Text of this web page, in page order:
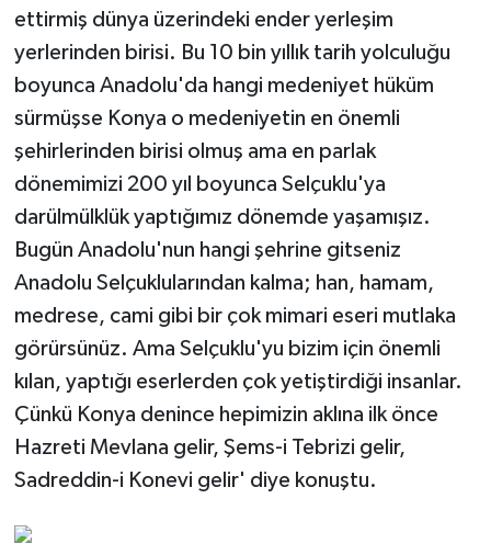
ettirmiş dünya üzerindeki ender yerleşim
yerlerinden birisi. Bu 10 bin yıllık tarih yolculuğu
boyunca Anadolu'da hangi medeniyet hüküm
sürmüşse Konya o medeniyetin en önemli
şehirlerinden birisi olmuş ama en parlak
dönemimizi 200 yıl boyunca Selçuklu'ya
darülmülklük yaptığımız dönemde yaşamışız.
Bugün Anadolu'nun hangi şehrine gitseniz
Anadolu Selçuklularından kalma; han, hamam,
medrese, cami gibi bir çok mimari eseri mutlaka
görürsünüz. Ama Selçuklu'yu bizim için önemli
kılan, yaptığı eserlerden çok yetiştirdiği insanlar.
Çünkü Konya denince hepimizin aklına ilk önce
Hazreti Mevlana gelir, Şems-i Tebrizi gelir,
Sadreddin-i Konevi gelir' diye konuştu.